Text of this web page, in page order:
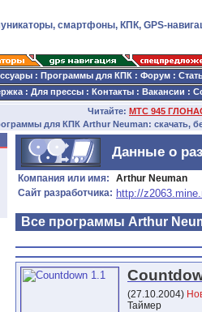
смартфоны, КПК, GPS-
: Программы для КПК : Форум :
: Для прессы : Контакты : Вакансии :
Читайте: МТС 945
для КПК Arthur Neuman: скачать,
Данные о
Компания или имя:
Arthur Neuman
Сайт разработчика: http://
Все программы Arthur
(27.10.2004)
Таймер